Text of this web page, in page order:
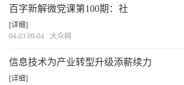
百字新解微党课第100期：社
[详细]
04-03 09-04
大众网
信息技术为产业转型升级添薪续力
[详细]